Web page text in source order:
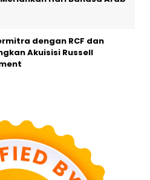
dengan RCF dan
Akuisisi Russell